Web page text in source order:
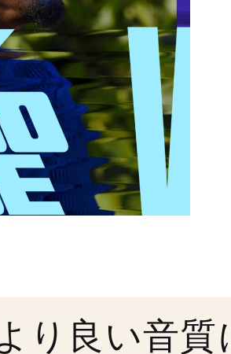
より良い音質